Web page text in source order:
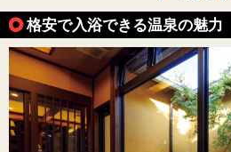
格安で入浴できる温泉の魅力